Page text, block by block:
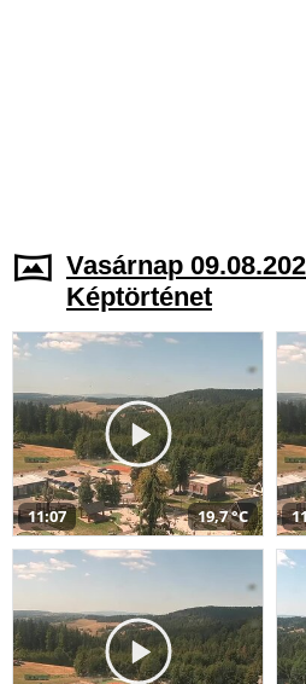
Vasárnap
Képtörténet
11:07 19,7 °C